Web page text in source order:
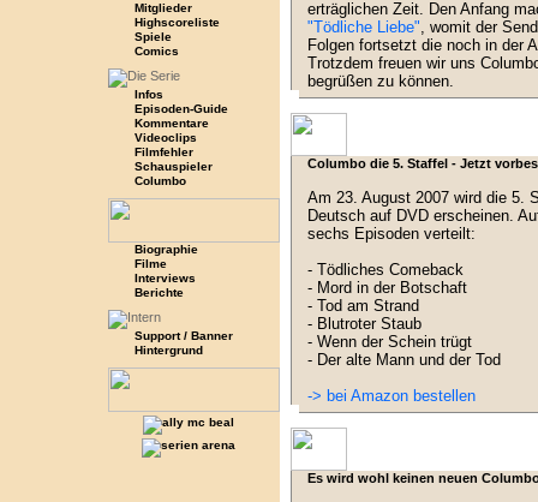
Mitglieder
Highscoreliste
Spiele
Comics
Infos
Episoden-Guide
Kommentare
Videoclips
Filmfehler
Schauspieler
Columbo
Biographie
Filme
Interviews
Berichte
Support / Banner
Hintergrund
erträglichen Zeit. Den Anfang
"Tödliche Liebe", womit der
Folgen fortsetzt die noch in der
Trotzdem freuen wir uns
begrüßen zu können.
Columbo die 5. Staffel - Jetzt
Am 23. August 2007 wird die 5.
Deutsch auf DVD erscheinen.
sechs Episoden verteilt:
- Tödliches Comeback
- Mord in der Botschaft
- Tod am Strand
- Blutroter Staub
- Wenn der Schein trügt
- Der alte Mann und der Tod
-> bei Amazon bestellen
Es wird wohl keinen neuen